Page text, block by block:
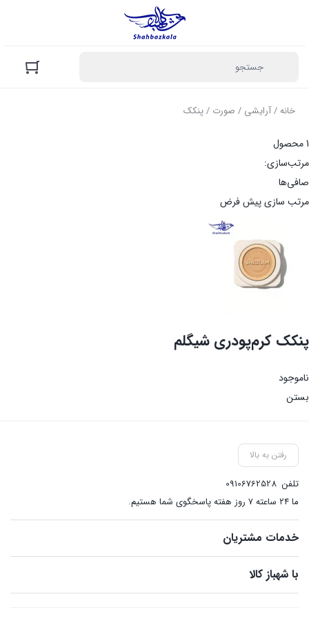
خانه/آرایشی / صورت / پنکک
1 محصول
مرتب‌سازی:
صافی‌ها
مرتب سازی پیش فرض
پنکک کرم‌پودری شیگلم
ناموجود
بستن
رفتن به بالا
تلفن 09106762528
ما ۲۴ ساعته ۷ روز هفته پاسخگوی شما هستیم.
خدمات مشتریان
با شهباز کالا